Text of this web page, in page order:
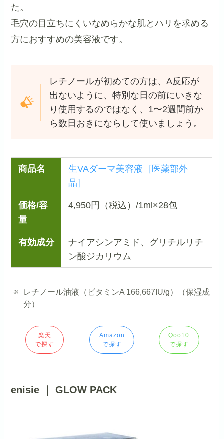
た。
毛穴の目立ちにくいなめらかな肌とハリを求める
方におすすめの美容液です。
レチノールが初めての方は、A反応が
出ないように、特別な日の前にいきな
り使用するのではなく、1〜2週間前か
ら数日おきにならして使いましょう。
商品名
生VAダーマ美容液［医薬部外
品］
価格/容
量
4,950円（税込）/1ml×28包
有効成分
ナイアシンアミド、グリチルリチ
ン酸ジカリウム
レチノール油液（ビタミンA 166,667IU/g）（保湿成
分）
楽天
で探す
Amazon
で探す
Qoo10
で探す
enisie ｜ GLOW PACK